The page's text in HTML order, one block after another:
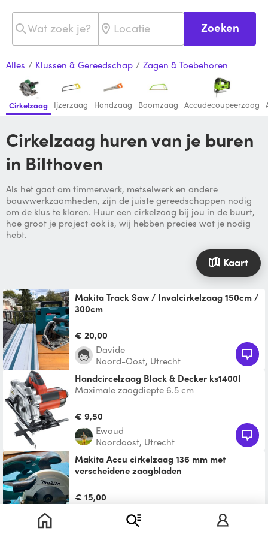
Zoeken
Alles / Klussen & Gereedschap / Zagen & Toebehoren
Cirkelzaag Ijzerzaag Handzaag Boomzaag Accudecoupeerzaag
Cirkelzaag huren van je buren
in Bilthoven
Als het gaat om timmerwerk, metselwerk en andere
bouwwerkzaamheden, zijn de juiste gereedschappen nodig
om de klus te klaren. Huur een cirkelzaag bij jou in de buurt,
hoe groot je project ook is, wij hebben precies wat je nodig
hebt.
Kaart
Makita Track Saw / Invalcirkelzaag 150cm /
300cm
joined they reach 300cm. Be sure to use a
straight edge to e
€ 20,00
Davide
Noord-Oost, Utrecht
Handcircelzaag Black & Decker ks1400l
Maximale zaagdiepte 6.5 cm
€ 9,50
Ewoud
Noordoost, Utrecht
Makita Accu cirkelzaag 136 mm met
verscheidene zaagbladen
met diverse zaagbladen: 1. Laminaat
zaagblad 2. Grofhoutb
€ 15,00
De Kruiskamp, Amersfoort